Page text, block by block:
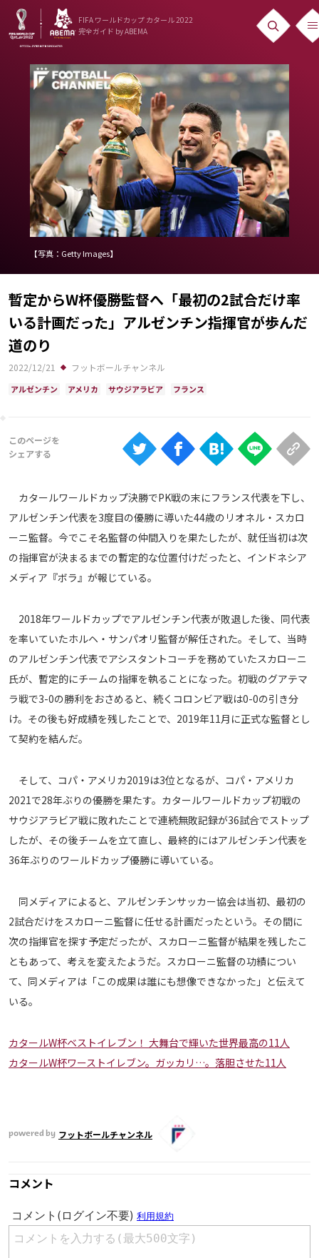
FIFA ワールドカップ カタール 2022
完全ガイド by ABEMA
ニュース
News
出場国
Teams
日本代表
Team Japan
日程・結果
Schedule
ランキング
Ranking
大会について
About
視聴方法
ABEMAの視聴について
Android
Web
メディアアライアンス
運営会社
ご利用にあたって
お問い合わせ
【写真：Getty Images】
暫定からW杯優勝監督へ「最初の2試合だけ率
いる計画だった」アルゼンチン指揮官が歩んだ
道のり
2022/12/21 フットボールチャンネル
アルゼンチン アメリカ サウジアラビア フランス
カタールワールドカップ決勝でPK戦の末にフランス代表を下し、
アルゼンチン代表を3度目の優勝に導いた44歳のリオネル・スカロ
ーニ監督。今でこそ名監督の仲間入りを果たしたが、就任当初は次
の指揮官が決まるまでの暫定的な位置付けだったと、インドネシア
メディア『ボラ』が報じている。
2018年ワールドカップでアルゼンチン代表が敗退した後、同代表
を率いていたホルヘ・サンパオリ監督が解任された。そして、当時
のアルゼンチン代表でアシスタントコーチを務めていたスカローニ
氏が、暫定的にチームの指揮を執ることになった。初戦のグアテマ
ラ戦で3-0の勝利をおさめると、続くコロンビア戦は0-0の引き分
け。その後も好成績を残したことで、2019年11月に正式な監督とし
て契約を結んだ。
そして、コパ・アメリカ2019は3位となるが、コパ・アメリカ
2021で28年ぶりの優勝を果たす。カタールワールドカップ初戦の
サウジアラビア戦に敗れたことで連続無敗記録が36試合でストップ
したが、その後チームを立て直し、最終的にはアルゼンチン代表を
36年ぶりのワールドカップ優勝に導いている。
同メディアによると、アルゼンチンサッカー協会は当初、最初の
2試合だけをスカローニ監督に任せる計画だったという。その間に
次の指揮官を探す予定だったが、スカローニ監督が結果を残したこ
ともあって、考えを変えたようだ。スカローニ監督の功績につい
て、同メディアは「この成果は誰にも想像できなかった」と伝えて
いる。
カタールW杯ベストイレブン！ 大舞台で輝いた世界最高の11人
カタールW杯ワーストイレブン。ガッカリ…。落胆させた11人
powered by フットボールチャンネル
コメント